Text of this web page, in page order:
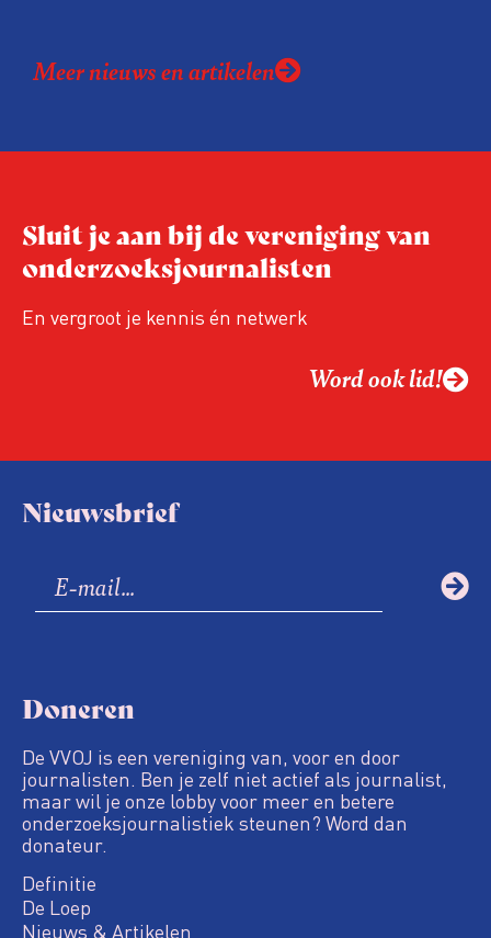
Meer nieuws en artikelen
Sluit je aan bij de vereniging van
onderzoeksjournalisten
En vergroot je kennis én netwerk
Word ook lid!
Nieuwsbrief
Doneren
De VVOJ is een vereniging van, voor en door
journalisten. Ben je zelf niet actief als journalist,
maar wil je onze lobby voor meer en betere
onderzoeksjournalistiek steunen? Word dan
donateur.
Definitie
De Loep
Nieuws & Artikelen